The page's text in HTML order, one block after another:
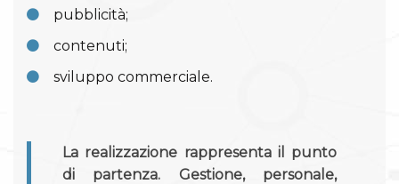
pubblicità;
contenuti;
sviluppo commerciale.
La realizzazione rappresenta il punto
di partenza. Gestione, personale,